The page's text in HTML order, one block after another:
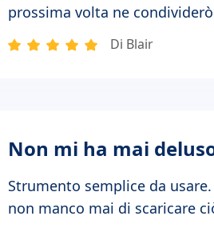
prossima volta ne
Di Blair
Non mi ha mai
Strumento semplice da
non manco mai di scaricare